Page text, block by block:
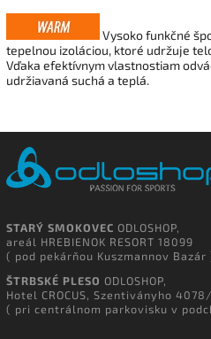
Vysoko funkčné
tepelnou izoláciou, ktoré udržuje
Vďaka efektívnym vlastnostiam
udržiavaná suchá a teplá.
STARÝ SMOKOVEC ODLOSHOP,
areál HREBIENOK RESORT 18099
( pod pekárňou Kuszmannov Bazár
ŠTRBSKÉ PLESO ODLOSHOP,
Hotel CROCUS, Szentiványho 4078/
( pri centrálnom parkovisku v